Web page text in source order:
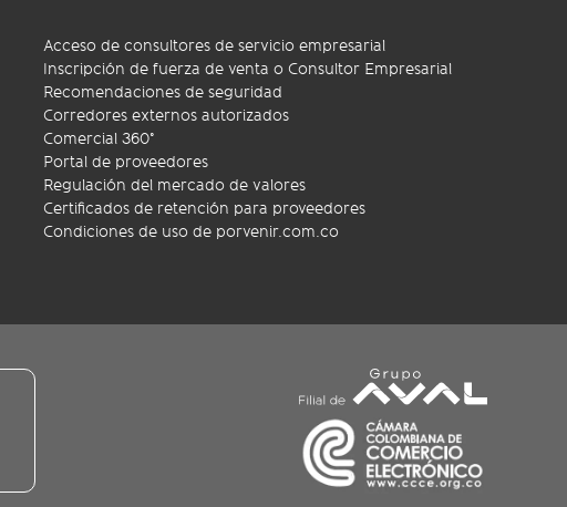
Acceso de consultores de servicio empresarial
Inscripción de fuerza de venta o Consultor Empresarial
Recomendaciones de seguridad
Corredores externos autorizados
Comercial 360°
Portal de proveedores
Regulación del mercado de valores
Certificados de retención para proveedores
Condiciones de uso de porvenir.com.co